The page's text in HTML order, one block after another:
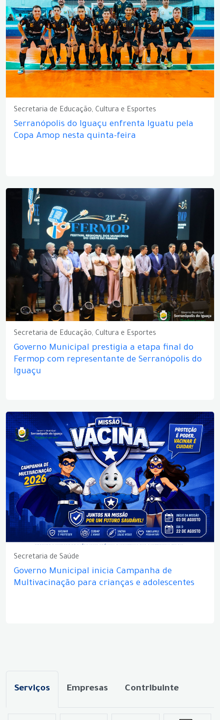
Secretaria de Educação, Cultura e Esportes
Serranópolis do Iguaçu enfrenta Iguatu pela
Copa Amop nesta quinta-feira
Secretaria de Educação, Cultura e Esportes
Governo Municipal prestigia a etapa final do
Fermop com representante de Serranópolis do
Iguaçu
Secretaria de Saúde
Governo Municipal inicia Campanha de
Multivacinação para crianças e adolescentes
Serviços Empresas Contribuinte